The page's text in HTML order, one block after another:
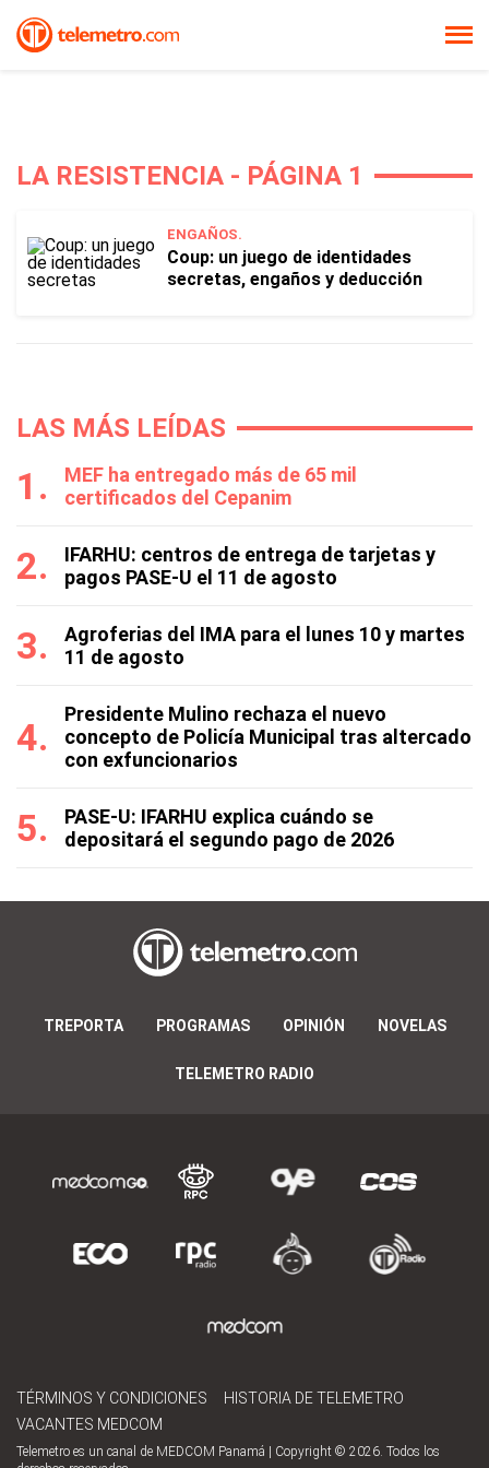
LA RESISTENCIA - PÁGINA 1
ENGAÑOS.
Coup: un juego de identidades
secretas, engaños y deducción
LAS MÁS LEÍDAS
MEF ha entregado más de 65 mil
certificados del Cepanim
IFARHU: centros de entrega de tarjetas y
pagos PASE-U el 11 de agosto
Agroferias del IMA para el lunes 10 y martes
11 de agosto
Presidente Mulino rechaza el nuevo
concepto de Policía Municipal tras altercado
con exfuncionarios
PASE-U: IFARHU explica cuándo se
depositará el segundo pago de 2026
TREPORTA PROGRAMAS OPINIÓN NOVELAS
TELEMETRO RADIO
TÉRMINOS Y CONDICIONES
HISTORIA DE TELEMETRO
VACANTES MEDCOM
Telemetro es un canal de MEDCOM Panamá | Copyright © 2026. Todos los